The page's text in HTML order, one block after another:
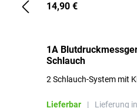
14,90 €
1A
Schlauch
2 Schlauch-System mit
Lieferbar | Lieferung